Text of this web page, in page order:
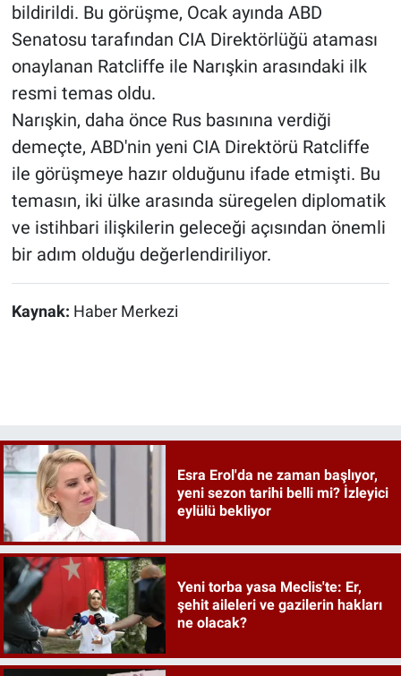
bildirildi. Bu görüşme, Ocak ayında ABD
Senatosu tarafından CIA Direktörlüğü ataması
onaylanan Ratcliffe ile Narışkin arasındaki ilk
resmi temas oldu.
Narışkin, daha önce Rus basınına verdiği
demeçte, ABD'nin yeni CIA Direktörü Ratcliffe
ile görüşmeye hazır olduğunu ifade etmişti. Bu
temasın, iki ülke arasında süregelen diplomatik
ve istihbari ilişkilerin geleceği açısından önemli
bir adım olduğu değerlendiriliyor.
Kaynak: Haber Merkezi
Esra Erol'da ne zaman başlıyor,
yeni sezon tarihi belli mi? İzleyici
eylülü bekliyor
Yeni torba yasa Meclis'te: Er,
şehit aileleri ve gazilerin hakları
ne olacak?